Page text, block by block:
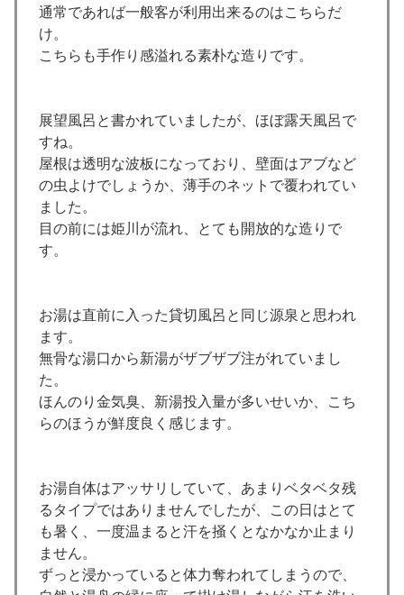
通常であれば一般客が利用出来るのはこちらだ
け。
こちらも手作り感溢れる素朴な造りです。
展望風呂と書かれていましたが、ほぼ露天風呂で
すね。
屋根は透明な波板になっており、壁面はアブなど
の虫よけでしょうか、薄手のネットで覆われてい
ました。
目の前には姫川が流れ、とても開放的な造りで
す。
お湯は直前に入った貸切風呂と同じ源泉と思われ
ます。
無骨な湯口から新湯がザブザブ注がれていまし
た。
ほんのり金気臭、新湯投入量が多いせいか、こち
らのほうが鮮度良く感じます。
お湯自体はアッサリしていて、あまりベタベタ残
るタイプではありませんでしたが、この日はとて
も暑く、一度温まると汗を掻くとなかなか止まり
ません。
ずっと浸かっていると体力奪われてしまうので、